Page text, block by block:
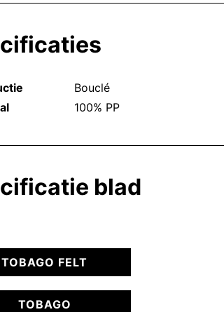
Bouclé
100% PP
blad
TOBAGO FELT
TOBAGO